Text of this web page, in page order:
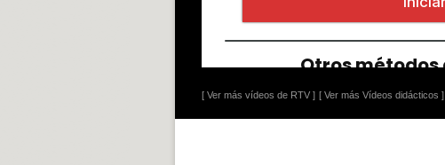
[ Ver más vídeos de RTV ] [ Ver más Vídeos didácticos ]